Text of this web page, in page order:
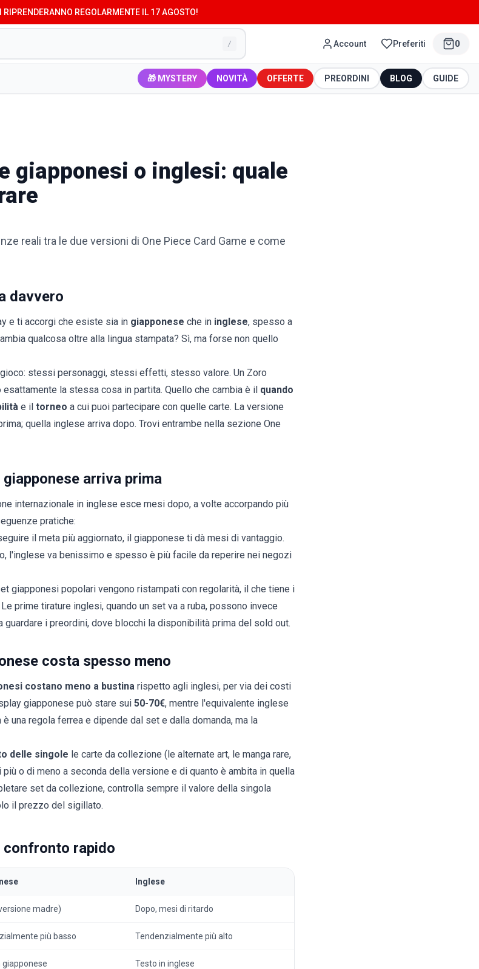
RIPRENDERANNO REGOLARMENTE IL 17 AGOSTO!
/ Account Preferiti 0
🎁 MYSTERY NOVITÀ OFFERTE PREORDINI BLOG GUIDE
giapponesi o inglesi: quale
reali tra le due versioni di One Piece Card Game e come
davvero
e ti accorgi che esiste sia in giapponese che in inglese, spesso a
qualcosa oltre alla lingua stampata? Sì, ma forse non quello
stessi personaggi, stessi effetti, stesso valore. Un Zoro
la stessa cosa in partita. Quello che cambia è il quando
e il torneo a cui puoi partecipare con quelle carte. La versione
quella inglese arriva dopo. Trovi entrambe nella sezione One
arriva prima
internazionale in inglese esce mesi dopo, a volte accorpando più
pratiche:
il meta più aggiornato, il giapponese ti dà mesi di vantaggio.
l'inglese va benissimo e spesso è più facile da reperire nei negozi
giapponesi popolari vengono ristampati con regolarità, il che tiene i
prime tirature inglesi, quando un set va a ruba, possono invece
guardare i preordini, dove blocchi la disponibilità prima del sold out.
costa spesso meno
costano meno a bustina rispetto agli inglesi, per via dei costi
giapponese può stare sui 50-70€, mentre l'equivalente inglese
una regola ferrea e dipende dal set e dalla domanda, ma la
delle singole le carte da collezione (le alternate art, le manga rare,
o di meno a seconda della versione e di quanto è ambita in quella
set da collezione, controlla sempre il valore della singola
il prezzo del sigillato.
confronto rapido
Inglese
madre) Dopo, mesi di ritardo
più basso Tendenzialmente più alto
giapponese Testo in inglese